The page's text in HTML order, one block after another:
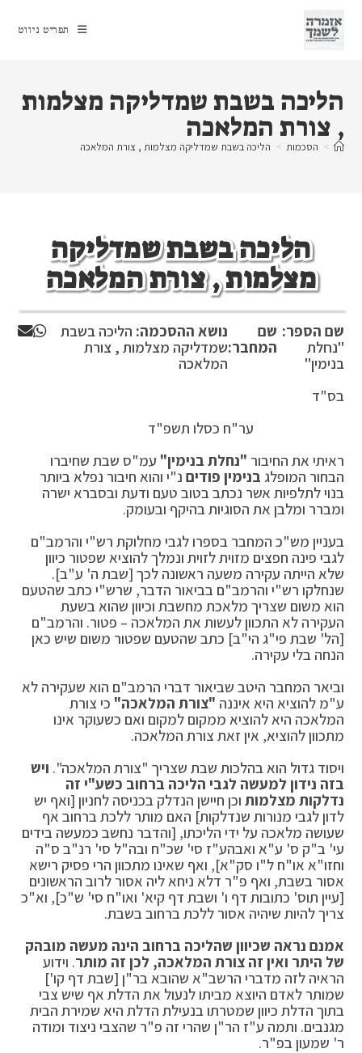
content
תפריט ניווט
הליכה בשבת שמדליקה מצלמות
, צורת המלאכה
> הסכמות > הליכה בשבת שמדליקה מצלמות , צורת המלאכה
הליכה בשבת שמדליקה
מצלמות , צורת המלאכה
שם הספר:
''נחלת
בנימין''
שם
המחבר:
נושא ההסכמה: הליכה בשבת
שמדליקה מצלמות , צורת
המלאכה
בס"ד
ער"ח כסלו תשפ"ד
ראיתי את החיבור "נחלת בנימין" עמ"ס שבת שחיברו
הבחור המופלג בנימין פודים נ"י והוא חיבור נפלא ביותר
בנוי לתלפיות אשר נכתב בטוב טעם ודעת ובסברא ישרה
ומברר ומלבן את הסוגיות בהיקף ובעומק.
בעניין מש"כ המחבר בספרו לגבי מחלוקת רש"י והרמב"ם
לגבי פינה חפצים מזוית לזוית ונמלך להוציא שפטור כיוון
שלא הייתה עקירה משעה ראשונה לכך [שבת ה' ע"ב].
שנחלקו רש"י והרמב"ם בביאור הדבר, שרש"י כתב שהטעם
הוא משום שצריך מלאכת מחשבת וכיוון שהוא בשעת
העקירה לא התכוון לעשות את המלאכה – פטור. והרמב"ם
[הל' שבת פי"ג הי"ב] כתב שהטעם שפטור משום שיש כאן
הנחה בלי עקירה.
וביאר המחבר היטב שביאור דברי הרמב"ם הוא שעקירה לא
ע"מ להוציא היא איננה "צורת המלאכה" כי צורת
המלאכה היא להוציא ממקום למקום ואם כשעוקר אינו
מתכוון להוציא, אין זאת צורת המלאכה.
ויסוד גדול הוא בהלכות שבת שצריך "צורת המלאכה". ויש
בזה נידון למעשה לגבי הליכה ברחוב כשע"י זה
נדלקות מצלמות וכן חיישן הנדלק בכניסה לחניון [ואף יש
לדון לגבי מנורות שנדלקות] האם מותר ללכת ברחוב אף
שעושה מלאכה על ידי הליכתו, [והדבר נחשב כמעשה בידים
עי' ב"ק ס' ע"א ואבהע"ז סי' שכ"ח ובה"ל סי' רנ"ב ס"ה
וחזו"א או"ח ל"ו סק"א], ואף שאינו מתכוון הרי פסיק רישא
אסור בשבת, ואף פ"ר דלא ניחא ליה אסור לרוב הראשונים
[עיין תוס' כתובות דף ו' ושבת דף קיא' ואו"ח סי' ש"כ], וא"כ
צריך להיות שיהיה אסור ללכת ברחוב בשבת.
אמנם נראה שכיוון שהליכה ברחוב הינה מעשה מובהק
של היתר ואין זה צורת המלאכה, לכן זה מותר. וידוע
הראיה לזה מדברי הרשב"א שהובא בר"ן [שבת דף קו']
שמותר לאדם היוצא מביתו לנעול את הדלת אף שיש צבי
בתוך הדלת כיוון שמטרתו בנעילת הדלת היא שמירת הבית
מגנבים. ותמה ע"ז הר"ן שהרי זה פ"ר שהצבי ניצוד ומודה
ר' שמעון בפ"ר.